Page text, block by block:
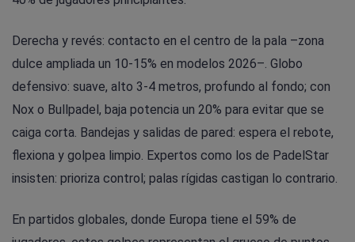
Derecha y revés: contacto en el centro de la pala –zona
dulce ampliada un 10-15% en modelos 2026–. Globo
defensivo: suave, alto 3-4 metros, profundo al fondo; con
Nox o Bullpadel, baja potencia un 20% para evitar que se
caiga corta. Bandejas y salidas de pared: espera el rebote,
flexiona y golpea limpio. Expertos como los de PadelStar
insisten: prioriza control; palas rígidas castigan lo contrario.
En partidos globales, donde Europa tiene el 59% de